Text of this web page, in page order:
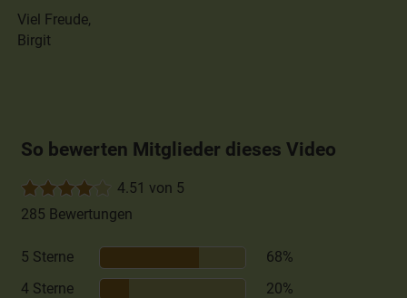
Viel Freude,
Birgit
So bewerten Mitglieder dieses Video
4.51 von 5
285 Bewertungen
5 Sterne
68%
4 Sterne
20%